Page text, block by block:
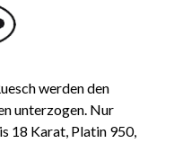
werden den
unterzogen. Nur
18 Karat, Platin 950,